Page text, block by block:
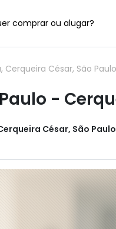
comprar ou alugar?
César, São
-
César, São Paulo,